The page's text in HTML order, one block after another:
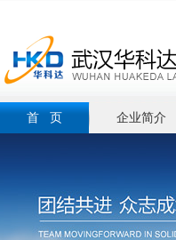
首 页 企业简介